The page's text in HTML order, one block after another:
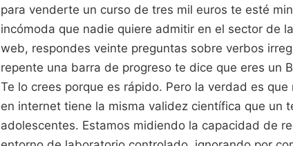
para venderte un curso de tres mil euros te esté
incómoda que nadie quiere admitir en el sector de
web, respondes veinte preguntas sobre verbos
repente una barra de progreso te dice que eres un
Te lo crees porque es rápido. Pero la verdad es
en internet tiene la misma validez científica que un
adolescentes. Estamos midiendo la capacidad de